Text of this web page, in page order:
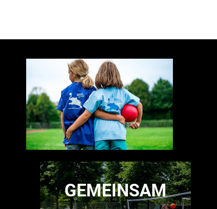
GEMEINSAM